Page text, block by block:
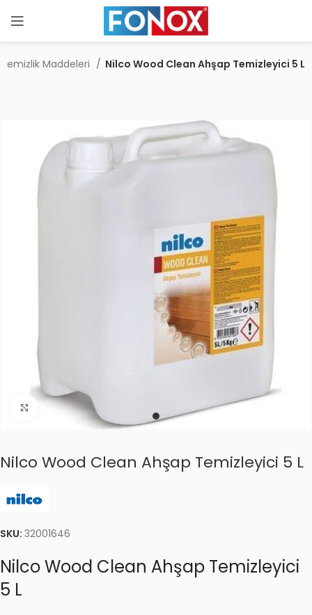
Temizlik Maddeleri Nilco Wood Clean Ahşap Temizleyici 5 L
Click to enlarge
Nilco Wood Clean Ahşap Temizleyici 5 L
SKU:32001646
Nilco Wood Clean Ahşap Temizleyici
5 L